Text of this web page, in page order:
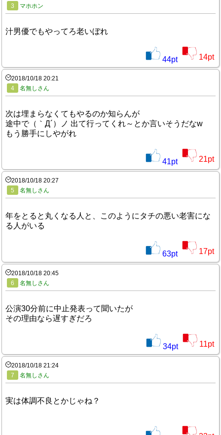
3
マホホン
汁男優でもやってろ老いぼれ
44pt 14pt
2018/10/18 20:21
4
名無しさん
次は埋まらなくてもやるのか知らんが
途中で（｀Д´）ノ 出て行ってくれ～とか言いそうだなw
もう勝手にしやがれ
41pt 21pt
2018/10/18 20:27
5
名無しさん
年をとると丸くなる人と、このようにタチの悪い老害にな
る人がいる
63pt 17pt
2018/10/18 20:45
6
名無しさん
公演30分前に中止発表って聞いたが
その理由なら遅すぎだろ
34pt 11pt
2018/10/18 21:24
7
名無しさん
実は体調不良とかじゃね？